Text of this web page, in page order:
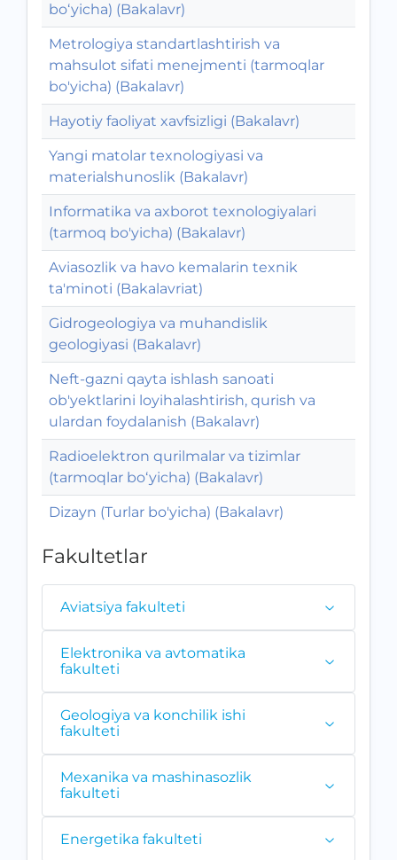
bo‘yicha) (Bakalavr)
Metrologiya standartlashtirish va
mahsulot sifati menejmenti (tarmoqlar
bo'yicha) (Bakalavr)
Hayotiy faoliyat xavfsizligi (Bakalavr)
Yangi matolar texnologiyasi va
materialshunoslik (Bakalavr)
Informatika va axborot texnologiyalari
(tarmoq bo'yicha) (Bakalavr)
Aviasozlik va havo kemalarin texnik
ta'minoti (Bakalavriat)
Gidrogeologiya va muhandislik
geologiyasi (Bakalavr)
Neft-gazni qayta ishlash sanoati
ob'yektlarini loyihalashtirish, qurish va
ulardan foydalanish (Bakalavr)
Radioelektron qurilmalar va tizimlar
(tarmoqlar bo‘yicha) (Bakalavr)
Dizayn (Turlar bo'yicha) (Bakalavr)
Fakultetlar
Aviatsiya fakulteti
Elektronika va avtomatika
fakulteti
Geologiya va konchilik ishi
fakulteti
Mexanika va mashinasozlik
fakulteti
Energetika fakulteti